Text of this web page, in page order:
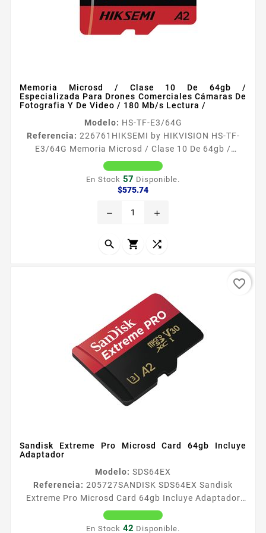
Memoria Microsd / Clase 10 De 64gb /
Especializada Para Drones Comerciales Cámaras De
Fotografia Y De Video / 180 Mb/s Lectura /
Modelo: HS-TF-E3/64G
Referencia: 226761 HIKSEMI by HIKVISION HS-TF-
E3/64G Memoria Microsd / Clase 10 De 64gb /
Especializada Para Drones Comerciales Cámaras De
Fotografia Y De Video / 180 Mb/s Lectura /
Especificaciones Características Principales Formato
Memoria flash NAND TLC TripleLevel...
En Stock 57 Disponible.
$575.74Precio
remove add
  
Sandisk Extreme Pro Microsd Card 64gb Incluye
Adaptador
Modelo: SDS64EX
Referencia: 205727SANDISK SDS64EX Sandisk
Extreme Pro Microsd Card 64gb Incluye Adaptador
Lo suficientemente raacutepida para seguir el ritmo
de la accioacuten Disfruta de velocidades extremas
En Stock 42 Disponible.
favorite_border